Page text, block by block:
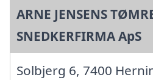
ARNE JENSENS
SNEDKERFIRMA ApS
Solbjerg 6, 7400